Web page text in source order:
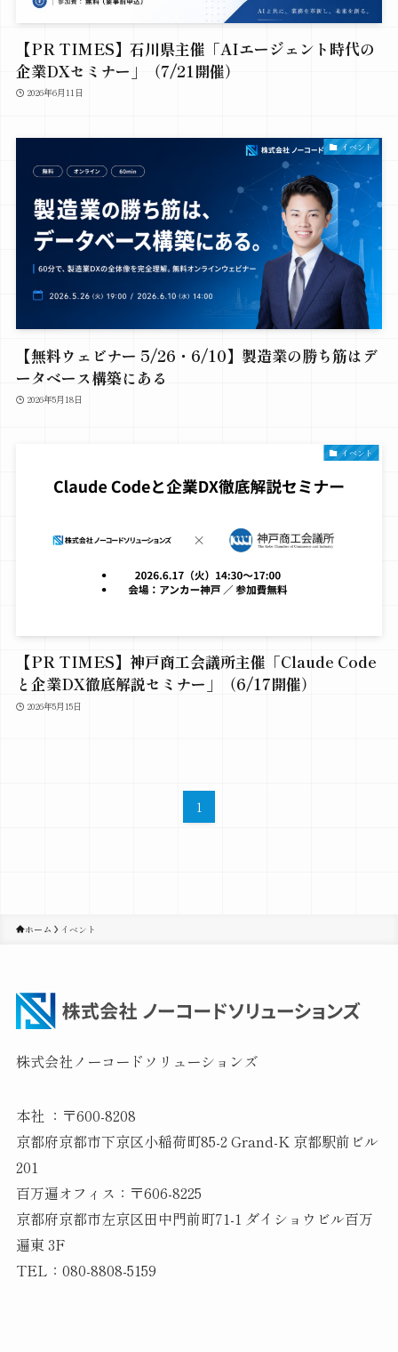
【PR TIMES】石川県主催「AIエージェント時代の
企業DXセミナー」（7/21開催）
2026年6月11日
イベント
【無料ウェビナー 5/26・6/10】製造業の勝ち筋はデ
ータベース構築にある
2026年5月18日
イベント
【PR TIMES】神戸商工会議所主催「Claude Code
と企業DX徹底解説セミナー」（6/17開催）
2026年5月15日
1
ホーム イベント
株式会社ノーコードソリューションズ
本社 ：〒600-8208
京都府京都市下京区小稲荷町85-2 Grand-K 京都駅前ビル
201
百万遍オフィス：〒606-8225
京都府京都市左京区田中門前町71-1 ダイショウビル百万
遍東 3F
TEL：080-8808-5159